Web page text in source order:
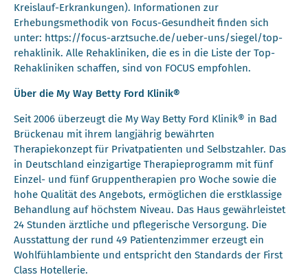
Kreislauf-Erkrankungen). Informationen zur
Erhebungsmethodik von Focus-Gesundheit finden sich
unter: https://focus-arztsuche.de/ueber-uns/siegel/top-
rehaklinik. Alle Rehakliniken, die es in die Liste der Top-
Rehakliniken schaffen, sind von FOCUS empfohlen.
Über die My Way Betty Ford Klinik®
Seit 2006 überzeugt die My Way Betty Ford Klinik® in Bad
Brückenau mit ihrem langjährig bewährten
Therapiekonzept für Privatpatienten und Selbstzahler. Das
in Deutschland einzigartige Therapieprogramm mit fünf
Einzel- und fünf Gruppentherapien pro Woche sowie die
hohe Qualität des Angebots, ermöglichen die erstklassige
Behandlung auf höchstem Niveau. Das Haus gewährleistet
24 Stunden ärztliche und pflegerische Versorgung. Die
Ausstattung der rund 49 Patientenzimmer erzeugt ein
Wohlfühlambiente und entspricht den Standards der First
Class Hotellerie.